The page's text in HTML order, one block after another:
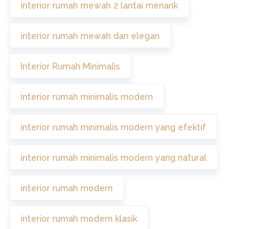
interior rumah mewah 2 lantai menarik
interior rumah mewah dan elegan
Interior Rumah Minimalis
interior rumah minimalis modern
interior rumah minimalis modern yang efektif
interior rumah minimalis modern yang natural
interior rumah modern
interior rumah modern klasik